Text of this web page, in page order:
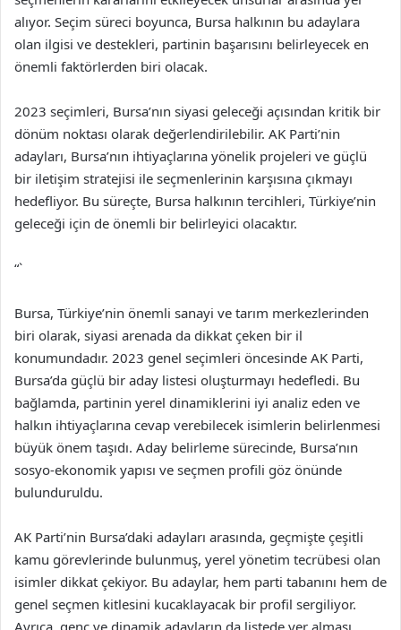
alıyor. Seçim süreci boyunca, Bursa halkının bu adaylara
olan ilgisi ve destekleri, partinin başarısını belirleyecek en
önemli faktörlerden biri olacak.
2023 seçimleri, Bursa’nın siyasi geleceği açısından kritik bir
dönüm noktası olarak değerlendirilebilir. AK Parti’nin
adayları, Bursa’nın ihtiyaçlarına yönelik projeleri ve güçlü
bir iletişim stratejisi ile seçmenlerinin karşısına çıkmayı
hedefliyor. Bu süreçte, Bursa halkının tercihleri, Türkiye’nin
geleceği için de önemli bir belirleyici olacaktır.
“`
Bursa, Türkiye’nin önemli sanayi ve tarım merkezlerinden
biri olarak, siyasi arenada da dikkat çeken bir il
konumundadır. 2023 genel seçimleri öncesinde AK Parti,
Bursa’da güçlü bir aday listesi oluşturmayı hedefledi. Bu
bağlamda, partinin yerel dinamiklerini iyi analiz eden ve
halkın ihtiyaçlarına cevap verebilecek isimlerin belirlenmesi
büyük önem taşıdı. Aday belirleme sürecinde, Bursa’nın
sosyo-ekonomik yapısı ve seçmen profili göz önünde
bulunduruldu.
AK Parti’nin Bursa’daki adayları arasında, geçmişte çeşitli
kamu görevlerinde bulunmuş, yerel yönetim tecrübesi olan
isimler dikkat çekiyor. Bu adaylar, hem parti tabanını hem de
genel seçmen kitlesini kucaklayacak bir profil sergiliyor.
Ayrıca, genç ve dinamik adayların da listede yer alması,